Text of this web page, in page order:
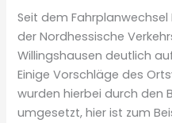
Seit dem
der Nordhessische
Willingshausen deutlich
Einige Vorschläge des
wurden hierbei durch den
umgesetzt, hier ist zum